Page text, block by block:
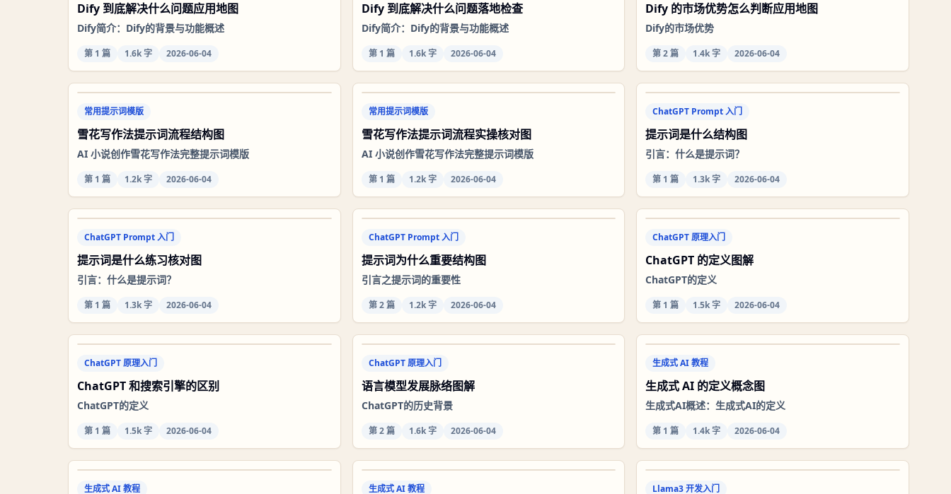
Dify 到底解决什么问题应用地图
Dify简介：Dify的背景与功能概述
第 1 篇 1.6k 字 2026-06-04
Dify 到底解决什么问题落地检查
Dify简介：Dify的背景与功能概述
第 1 篇 1.6k 字 2026-06-04
Dify 的市场优势怎么判断应用地图
Dify的市场优势
第2篇 1.4k 字 2026-06-04
常用提示词模版
雪花写作法提示词流程结构图
AI 小说创作雪花写作法完整提示词模版
第 1 篇 1.2k 字 2026-06-04
常用提示词模版
雪花写作法提示词流程实操核对图
AI 小说创作雪花写作法完整提示词模版
第 1 篇 1.2k 字 2026-06-04
ChatGPT Prompt 入门
提示词是什么结构图
引言：什么是提示词？
第 1 篇 1.3k 字 2026-06-04
ChatGPT Prompt 入门
提示词是什么练习核对图
引言：什么是提示词？
第 1 篇 1.3k 字 2026-06-04
ChatGPT Prompt 入门
提示词为什么重要结构图
引言之提示词的重要性
第2篇 1.2k 字 2026-06-04
ChatGPT 原理入门
ChatGPT 的定义图解
ChatGPT的定义
第 1 篇 1.5k 字 2026-06-04
ChatGPT 原理入门
ChatGPT 和搜索引擎的区别
ChatGPT的定义
第 1 篇 1.5k 字 2026-06-04
ChatGPT 原理入门
语言模型发展脉络图解
ChatGPT的历史背景
第2篇 1.6k 字 2026-06-04
生成式 AI 教程
生成式 AI 的定义概念图
生成式AI概述：生成式AI的定义
第 1 篇 1.4k 字 2026-06-04
生成式 AI 教程 生成式 AI 教程 Llama3 开发入门